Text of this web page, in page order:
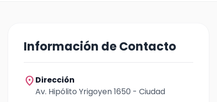
Información de Contacto
location_on Dirección
Av. Hipólito Yrigoyen 1650 - Ciudad